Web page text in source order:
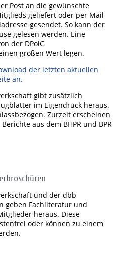
Post an die gewünschte
geliefert oder per Mail
gesendet. So kann der
gelesen werden. Eine
der DPolG
großen Wert legen.
der letzten aktuellen
an.
gibt zusätzlich
im Eigendruck heraus.
Zurzeit erscheinen
aus dem BHPR und BPR
und der dbb
geben Fachliteratur und
heraus. Diese
oder können zu einem